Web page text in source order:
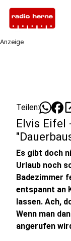
Anzeige
Teilen:
Elvis Eifel
Es gibt doch
Urlaub noch
Badezimmer
entspannt an
lassen. Ach,
Wenn man
angerufen